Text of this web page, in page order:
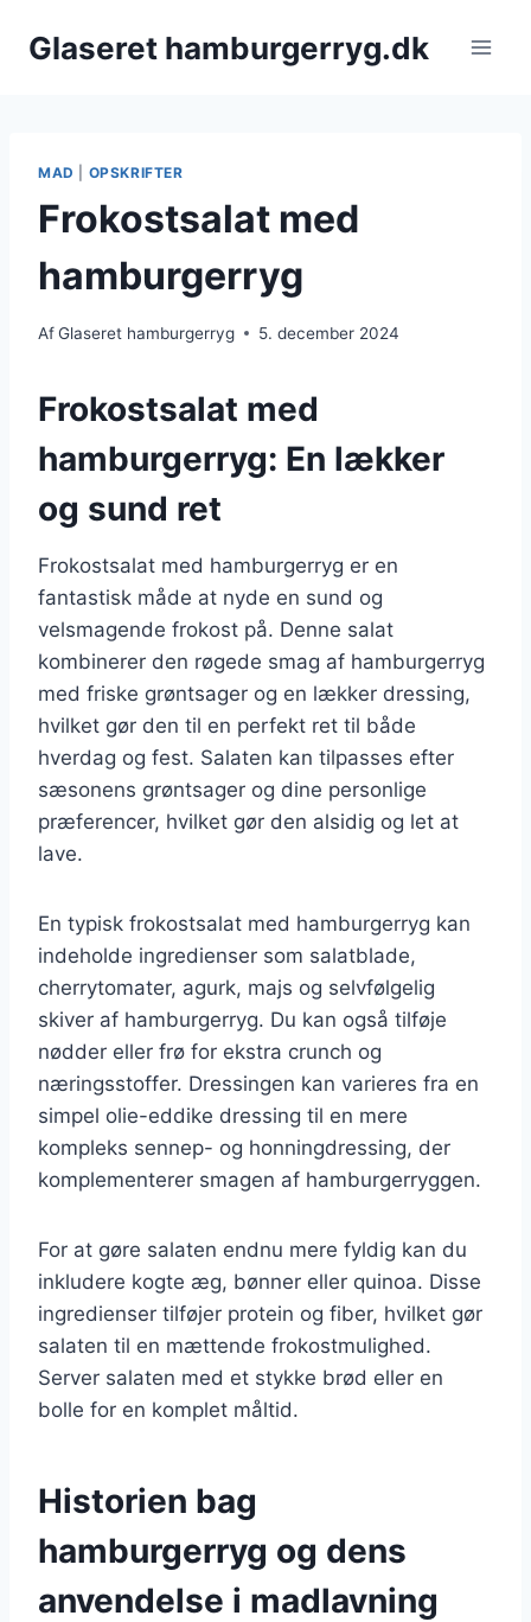
Glaseret hamburgerryg.dk
MAD OPSKRIFTER
Frokostsalat med
hamburgerryg
AfGlaseret hamburgerryg 5. december 2024
Frokostsalat med
hamburgerryg: En lækker
og sund ret
Frokostsalat med hamburgerryg er en
fantastisk måde at nyde en sund og
velsmagende frokost på. Denne salat
kombinerer den røgede smag af hamburgerryg
med friske grøntsager og en lækker dressing,
hvilket gør den til en perfekt ret til både
hverdag og fest. Salaten kan tilpasses efter
sæsonens grøntsager og dine personlige
præferencer, hvilket gør den alsidig og let at
lave.
En typisk frokostsalat med hamburgerryg kan
indeholde ingredienser som salatblade,
cherrytomater, agurk, majs og selvfølgelig
skiver af hamburgerryg. Du kan også tilføje
nødder eller frø for ekstra crunch og
næringsstoffer. Dressingen kan varieres fra en
simpel olie-eddike dressing til en mere
kompleks sennep- og honningdressing, der
komplementerer smagen af hamburgerryggen.
For at gøre salaten endnu mere fyldig kan du
inkludere kogte æg, bønner eller quinoa. Disse
ingredienser tilføjer protein og fiber, hvilket gør
salaten til en mættende frokostmulighed.
Server salaten med et stykke brød eller en
bolle for en komplet måltid.
Historien bag
hamburgerryg og dens
anvendelse i madlavning